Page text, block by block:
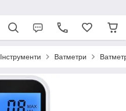
Інструменти Ватметри